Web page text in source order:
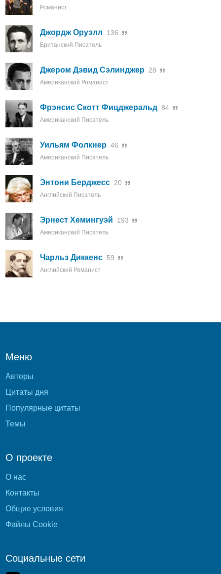
Романист
Джордж Оруэлл 136
Британский Писатель
Джером Дэвид Сэлинджер 28
Американский Романист
Фрэнсис Скотт Фицджеральд 84
Американский Писатель
Уильям Фолкнер 46
Американский Писатель
Энтони Берджесс 20
Английский Писатель
Эрнест Хемингуэй 193
Американский Писатель
Чарльз Диккенс 59
Английский Романист
Меню
Авторы
Цитаты дня
Популярные цитаты
Темы
О проекте
О нас
Контакты
Общие условия
Файлы Cookie
Социальные сети